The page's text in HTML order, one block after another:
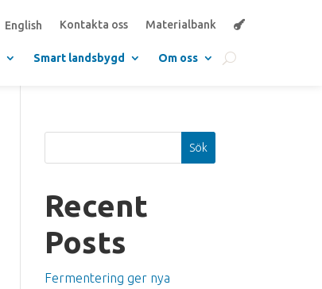
English Kontakta oss Materialbank
Smart landsbygd Om oss
Sök
Recent
Posts
Fermentering ger nya